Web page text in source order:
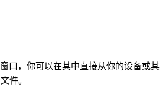
口，你可以在其中直接从你的设备或其
件。